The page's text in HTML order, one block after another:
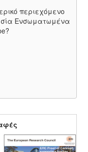
περιεχόμενο
Ενσωματωμένα
?